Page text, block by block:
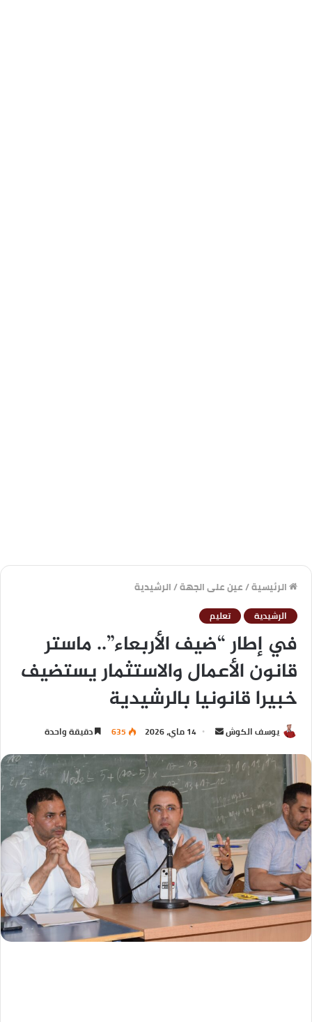
الرئيسية/عين على الجهة/الرشيدية
الرشيدية تعليم
في إطار “ضيف الأربعاء”.. ماستر
قانون الأعمال والاستثمار يستضيف
خبيرا قانونيا بالرشيدية
يوسف الكوش 14 ماي، 2026 635 دقيقة واحدة